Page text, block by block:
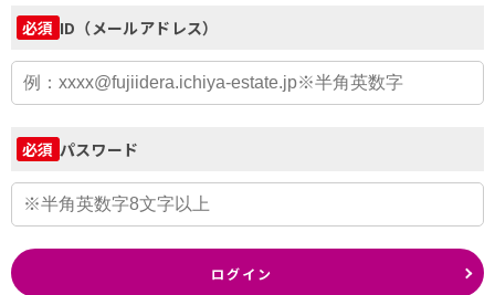
必須 ID（メールアドレス）
必須 パスワード
ログイン